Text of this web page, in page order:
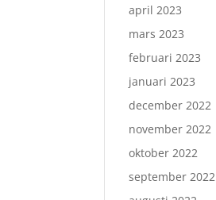
april 2023
mars 2023
februari 2023
januari 2023
december 2022
november 2022
oktober 2022
september 2022